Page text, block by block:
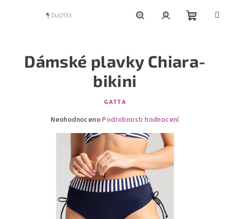
košík
Dámské plavky Chiara-
bikini
GATTA
Průměrné
hvězdiček.
Neohodnoceno Podrobnosti hodnocení